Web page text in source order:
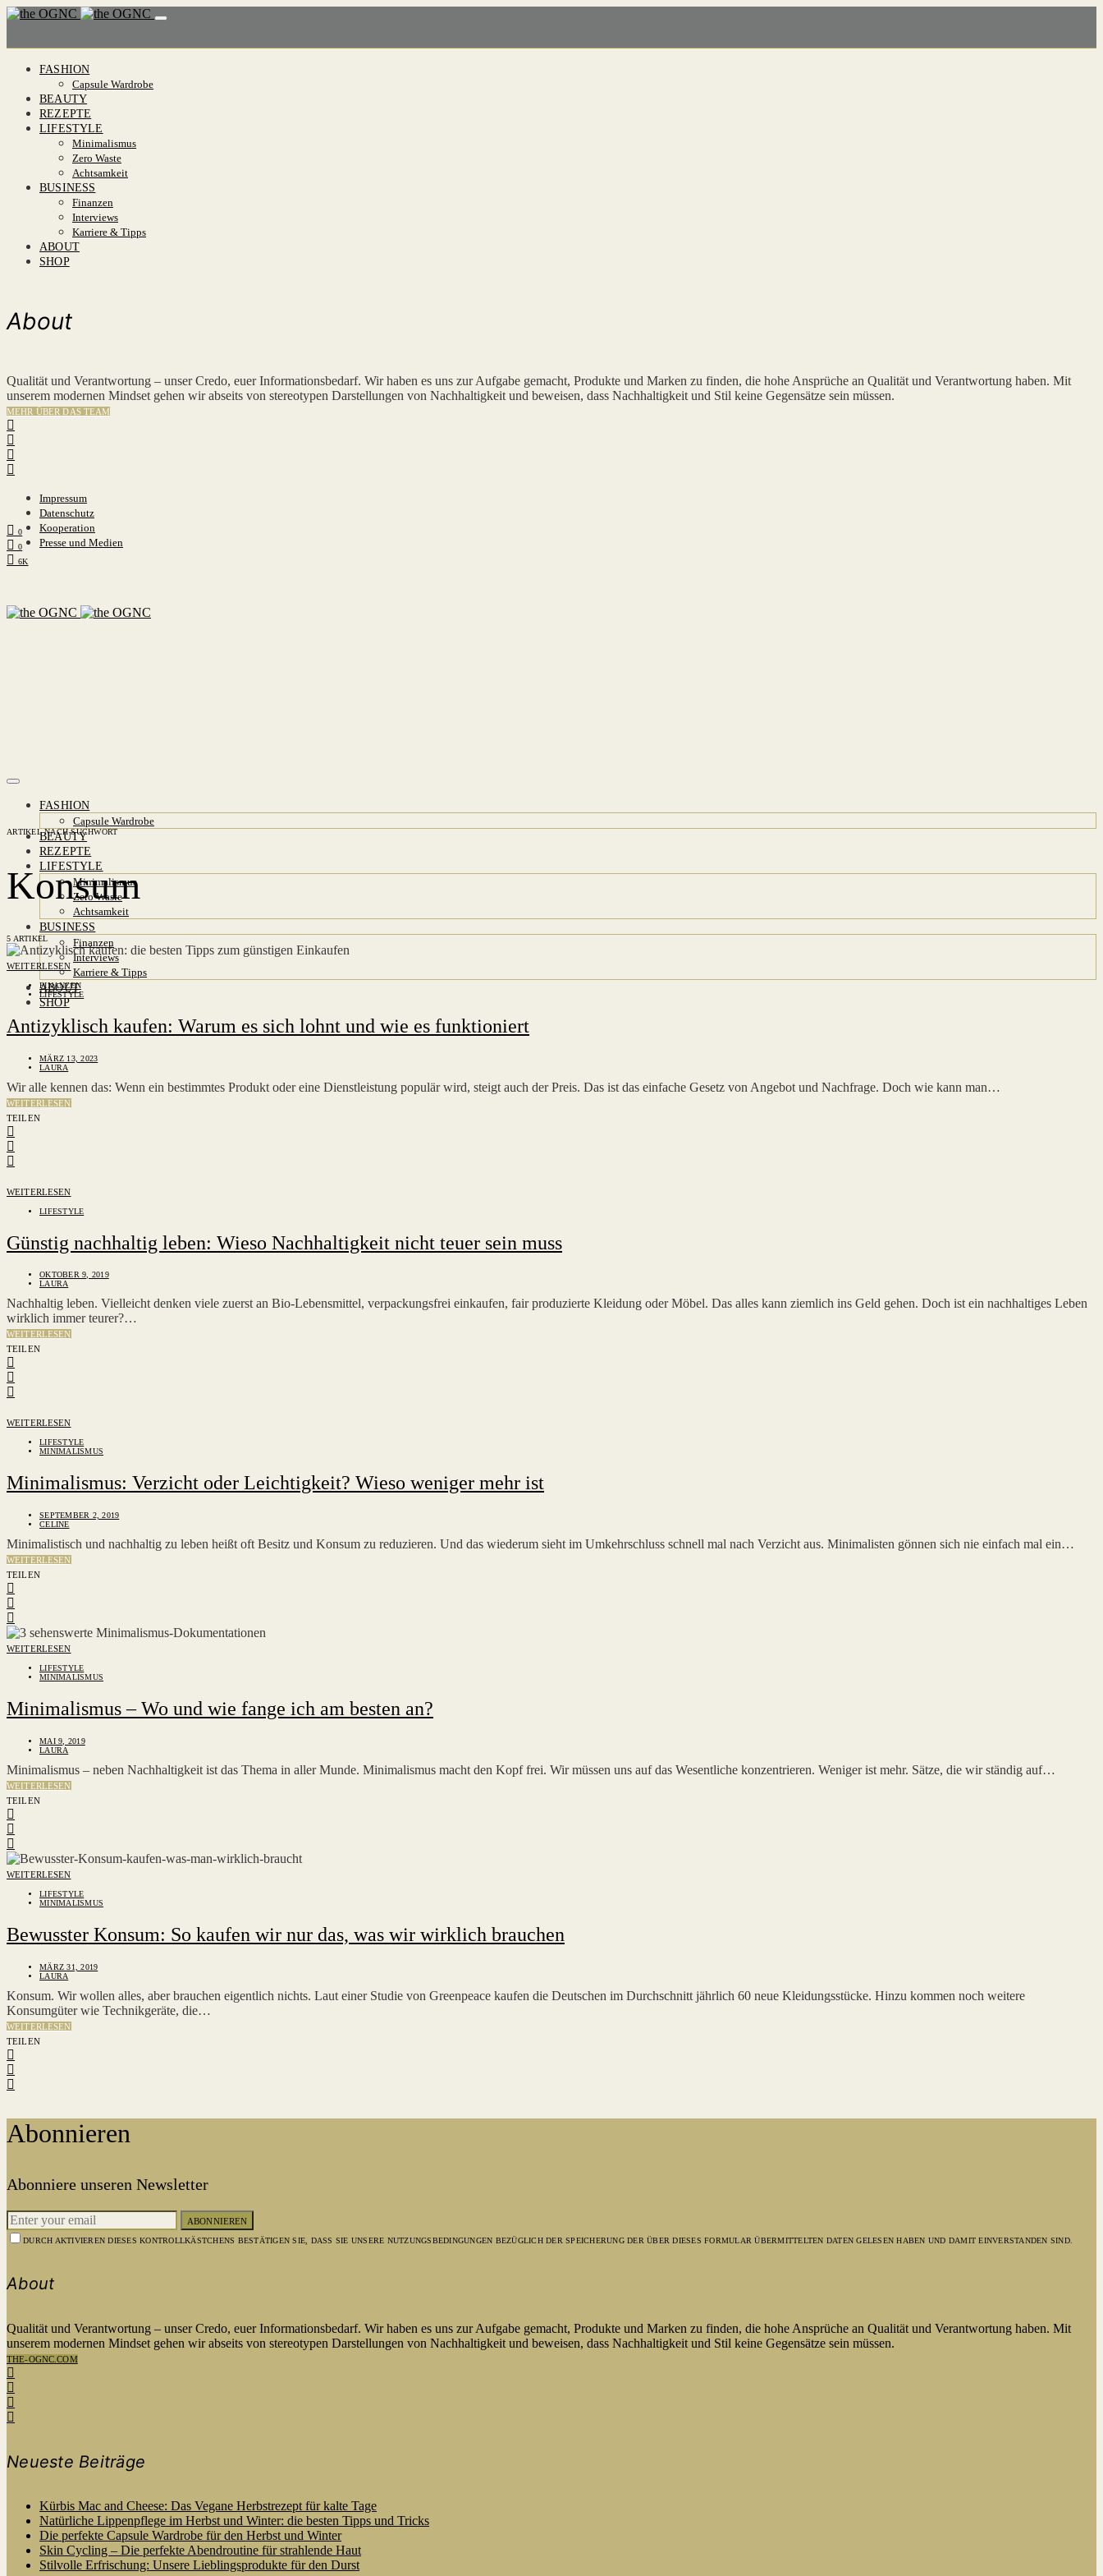
FASHION
Capsule Wardrobe
BEAUTY
REZEPTE
LIFESTYLE
Minimalismus
Zero Waste
Achtsamkeit
BUSINESS
Finanzen
Interviews
Karriere & Tipps
ABOUT
SHOP
About
Qualität und Verantwortung – unser Credo, euer Informationsbedarf. Wir haben es uns zur Aufgabe gemacht, Produkte und Marken zu finden, die hohe Ansprüche an Qualität und Verantwortung haben. Mit
unserem modernen Mindset gehen wir abseits von stereotypen Darstellungen von Nachhaltigkeit und beweisen, dass Nachhaltigkeit und Stil keine Gegensätze sein müssen.
MEHR ÜBER DAS TEAM
Impressum
Datenschutz
Kooperation
Presse und Medien
0
0
6K
FASHION
Capsule Wardrobe
BEAUTY
REZEPTE
LIFESTYLE
Minimalismus
Zero Waste
Achtsamkeit
BUSINESS
Finanzen
Interviews
Karriere & Tipps
ABOUT
SHOP
ARTIKEL NACH SUCHWORT
Konsum
5 ARTIKEL
WEITERLESEN
FINANZEN
LIFESTYLE
Antizyklisch kaufen: Warum es sich lohnt und wie es funktioniert
MÄRZ 13, 2023
LAURA
Wir alle kennen das: Wenn ein bestimmtes Produkt oder eine Dienstleistung populär wird, steigt auch der Preis. Das ist das einfache Gesetz von Angebot und Nachfrage. Doch wie kann man…
WEITERLESEN
TEILEN
WEITERLESEN
LIFESTYLE
Günstig nachhaltig leben: Wieso Nachhaltigkeit nicht teuer sein muss
OKTOBER 9, 2019
LAURA
Nachhaltig leben. Vielleicht denken viele zuerst an Bio-Lebensmittel, verpackungsfrei einkaufen, fair produzierte Kleidung oder Möbel. Das alles kann ziemlich ins Geld gehen. Doch ist ein nachhaltiges Leben
wirklich immer teurer?…
WEITERLESEN
TEILEN
WEITERLESEN
LIFESTYLE
MINIMALISMUS
Minimalismus: Verzicht oder Leichtigkeit? Wieso weniger mehr ist
SEPTEMBER 2, 2019
CELINE
Minimalistisch und nachhaltig zu leben heißt oft Besitz und Konsum zu reduzieren. Und das wiederum sieht im Umkehrschluss schnell mal nach Verzicht aus. Minimalisten gönnen sich nie einfach mal ein…
WEITERLESEN
TEILEN
WEITERLESEN
LIFESTYLE
MINIMALISMUS
Minimalismus – Wo und wie fange ich am besten an?
MAI 9, 2019
LAURA
Minimalismus – neben Nachhaltigkeit ist das Thema in aller Munde. Minimalismus macht den Kopf frei. Wir müssen uns auf das Wesentliche konzentrieren. Weniger ist mehr. Sätze, die wir ständig auf…
WEITERLESEN
TEILEN
WEITERLESEN
LIFESTYLE
MINIMALISMUS
Bewusster Konsum: So kaufen wir nur das, was wir wirklich brauchen
MÄRZ 31, 2019
LAURA
Konsum. Wir wollen alles, aber brauchen eigentlich nichts. Laut einer Studie von Greenpeace kaufen die Deutschen im Durchschnitt jährlich 60 neue Kleidungsstücke. Hinzu kommen noch weitere
Konsumgüter wie Technikgeräte, die…
WEITERLESEN
TEILEN
Abonnieren
Abonniere unseren Newsletter
ABONNIEREN
DURCH AKTIVIEREN DIESES KONTROLLKÄSTCHENS BESTÄTIGEN SIE, DASS SIE UNSERE NUTZUNGSBEDINGUNGEN BEZÜGLICH DER SPEICHERUNG DER ÜBER DIESES FORMULAR ÜBERMITTELTEN DATEN GELESEN HABEN UND DAMIT EINVERSTANDEN SIND.
About
Qualität und Verantwortung – unser Credo, euer Informationsbedarf. Wir haben es uns zur Aufgabe gemacht, Produkte und Marken zu finden, die hohe Ansprüche an Qualität und Verantwortung haben. Mit
unserem modernen Mindset gehen wir abseits von stereotypen Darstellungen von Nachhaltigkeit und beweisen, dass Nachhaltigkeit und Stil keine Gegensätze sein müssen.
THE-OGNC.COM
Neueste Beiträge
Kürbis Mac and Cheese: Das Vegane Herbstrezept für kalte Tage
Natürliche Lippenpflege im Herbst und Winter: die besten Tipps und Tricks
Die perfekte Capsule Wardrobe für den Herbst und Winter
Skin Cycling – Die perfekte Abendroutine für strahlende Haut
Stilvolle Erfrischung: Unsere Lieblingsprodukte für den Durst